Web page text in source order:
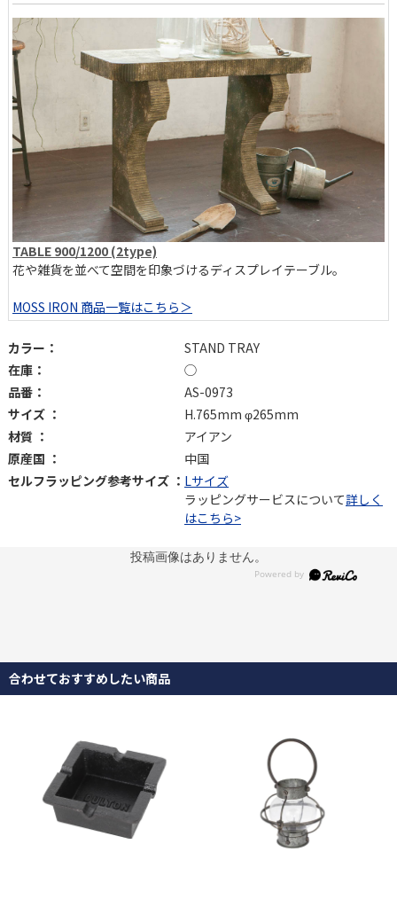
TABLE 900/1200 (2type)
花や雑貨を並べて空間を印象づけるディスプレイテーブル。
MOSS IRON 商品一覧はこちら＞
カラー：
STAND TRAY
在庫：
◯
品番：
AS-0973
サイズ ：
H.765mm φ265mm
材質 ：
アイアン
原産国 ：
中国
セルフラッピング参考サイズ ： Lサイズ
ラッピングサービスについて詳しく
はこちら>
投稿画像はありません。
合わせておすすめしたい商品